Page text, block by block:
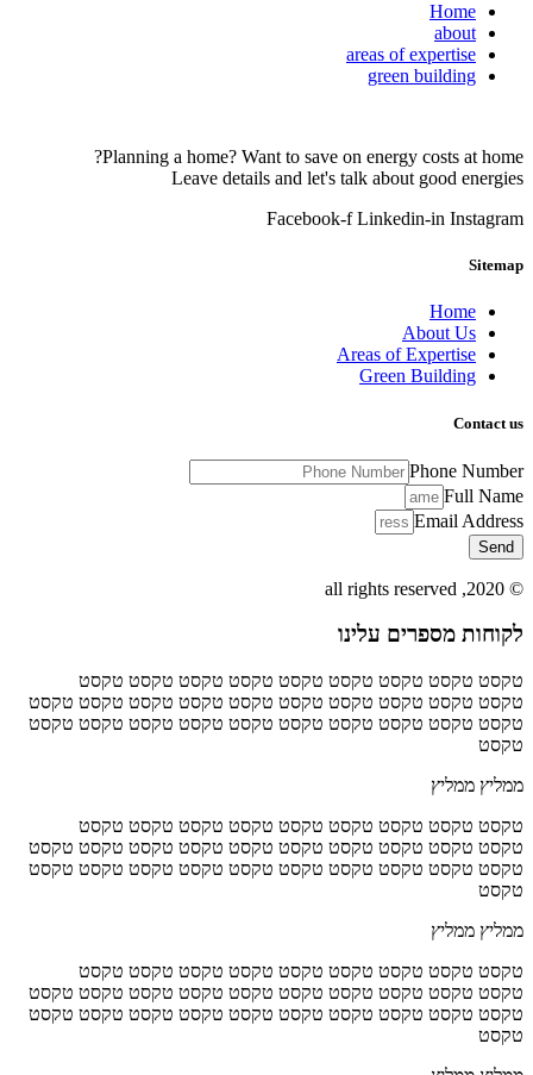
Home
about
areas of expertise
green building
Planning a home? Want to save on energy costs at home?
Leave details and let's talk about good energies
Facebook-f Linkedin-in Instagram
Sitemap
Home
About Us
Areas of Expertise
Green Building
Contact us
Phone Number
Full Name
Email Address
Send
© 2020, all rights reserved
לקוחות מספרים עלינו
טקסט טקסט טקסט טקסט טקסט טקסט טקסט טקסט טקסט
טקסט טקסט טקסט טקסט טקסט טקסט טקסט טקסט טקסט טקסט
טקסט טקסט טקסט טקסט טקסט טקסט טקסט טקסט טקסט טקסט
טקסט
ממליץ ממליץ
טקסט טקסט טקסט טקסט טקסט טקסט טקסט טקסט טקסט
טקסט טקסט טקסט טקסט טקסט טקסט טקסט טקסט טקסט טקסט
טקסט טקסט טקסט טקסט טקסט טקסט טקסט טקסט טקסט טקסט
טקסט
ממליץ ממליץ
טקסט טקסט טקסט טקסט טקסט טקסט טקסט טקסט טקסט
טקסט טקסט טקסט טקסט טקסט טקסט טקסט טקסט טקסט טקסט
טקסט טקסט טקסט טקסט טקסט טקסט טקסט טקסט טקסט טקסט
טקסט